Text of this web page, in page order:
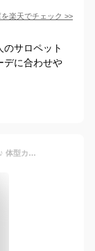
楽天でチェック >>
サロペット
デに合わせや
楽天1位！ 低身長さんにも嬉しい着丈 調整可能♪ 体型カバー サロペット Vネック キャミソール ゆったり ワイドパンツ オールインワン レディース サロペ オールイン マタニティ 体型カバー ゆる サロペ ワイド レディース